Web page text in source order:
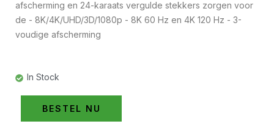
afscherming en 24-karaats vergulde stekkers zorgen voor
de - 8K/4K/UHD/3D/1080p - 8K 60 Hz en 4K 120 Hz - 3-
voudige afscherming
In Stock
BESTEL NU